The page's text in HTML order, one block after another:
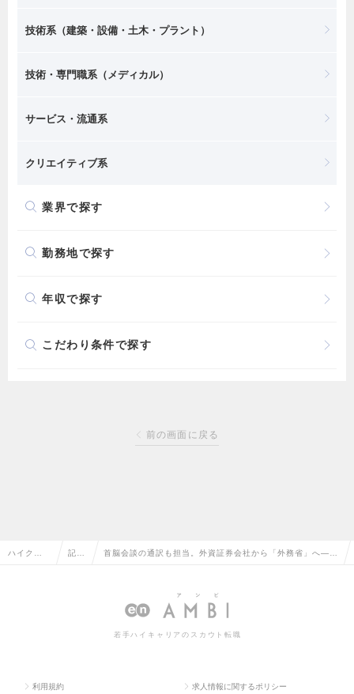
技術系（建築・設備・土木・プラント）
技術・専門職系（メディカル）
サービス・流通系
クリエイティブ系
業界で探す
勤務地で探す
年収で探す
こだわり条件で探す
前の画面に戻る
ハイクラ 記事 首脳会談の通訳も担当。外資証券会社から「外務省」へ―ビ
若手ハイキャリアのスカウト転職
利用規約 求人情報に関するポリシー